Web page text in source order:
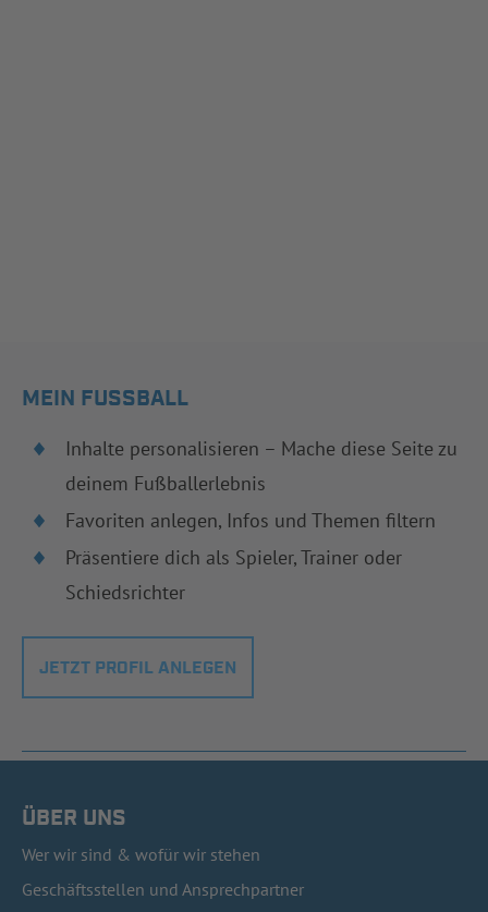
MEIN FUSSBALL
Inhalte personalisieren – Mache diese Seite zu
deinem Fußballerlebnis
Favoriten anlegen, Infos und Themen filtern
Präsentiere dich als Spieler, Trainer oder
Schiedsrichter
JETZT PROFIL ANLEGEN
ÜBER UNS
Wer wir sind & wofür wir stehen
Geschäftsstellen und Ansprechpartner